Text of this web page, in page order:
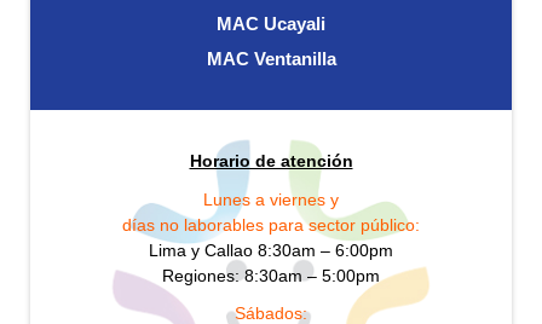
MAC Ucayali
MAC Ventanilla
Horario de atención
Lunes a viernes y
días no laborables para sector público:
Lima y Callao 8:30am – 6:00pm
Regiones: 8:30am – 5:00pm
Sábados: